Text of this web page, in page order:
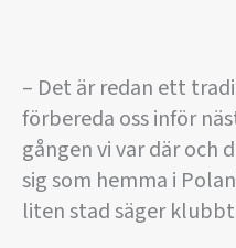
– Det är redan ett
förbereda oss inför
gången vi var där och
sig som hemma i
liten stad säger